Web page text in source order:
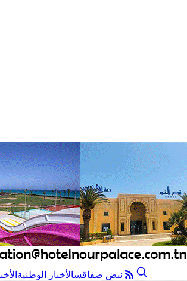
نبض صفاقسالأخبار الوطنية